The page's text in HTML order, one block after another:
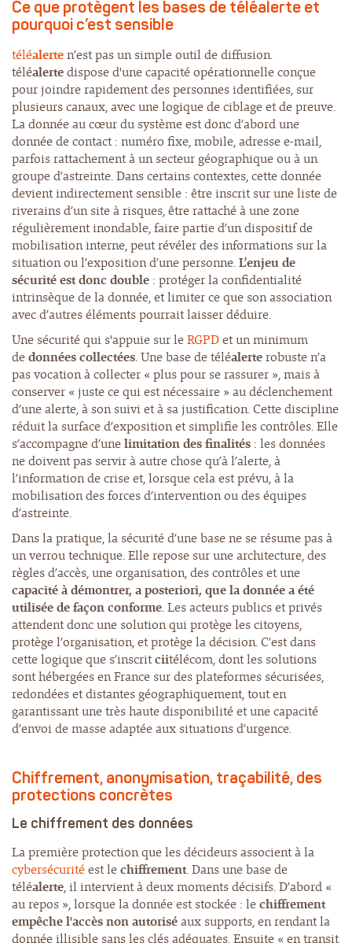
Ce que protègent les bases de téléalerte et
pourquoi c’est sensible
téléalerten’est pas un simple outil de diffusion.
téléalertedispose d'une capacité opérationnelle conçue
pour joindre rapidement des personnes identifiées, sur
plusieurs canaux, avec une logique de ciblage et de preuve.
La donnée au cœur du système est donc d’abord une
donnée de contact : numéro fixe, mobile, adresse e-mail,
parfois rattachement à un secteur géographique ou à un
groupe d’astreinte. Dans certains contextes, cette donnée
devient indirectement sensible : être inscrit sur une liste de
riverains d’un site à risques, être rattaché à une zone
régulièrement inondable, faire partie d’un dispositif de
mobilisation interne, peut révéler des informations sur la
situation ou l’exposition d’une personne.L’enjeu de
sécurité est donc double : protéger la confidentialité
intrinsèque de la donnée, et limiter ce que son association
avec d’autres éléments pourrait laisser déduire.
Une sécurité qui s'appuie sur leRGPDet un minimum
dedonnées collectées. Une base de téléalerterobuste n’a
pas vocation à collecter « plus pour se rassurer », mais à
conserver « juste ce qui est nécessaire » au déclenchement
d’une alerte, à son suivi et à sa justification. Cette discipline
réduit la surface d’exposition et simplifie les contrôles. Elle
s’accompagne d’unelimitation des finalités : les données
ne doivent pas servir à autre chose qu’à l’alerte, à
l’information de crise et, lorsque cela est prévu, à la
mobilisation des forces d’intervention ou des équipes
d’astreinte.
Dans la pratique, la sécurité d’une base ne se résume pas à
un verrou technique. Elle repose sur une architecture, des
règles d’accès, une organisation, des contrôles et une
capacité à démontrer, a posteriori, que la donnée a été
utilisée de façon conforme. Les acteurs publics et privés
attendent donc une solution qui protège les citoyens,
protège l’organisation, et protège la décision. C’est dans
cette logique que s’inscritciitélécom, dont les solutions
sont hébergées en France sur des plateformes sécurisées,
redondées et distantes géographiquement, tout en
garantissant une très haute disponibilité et une capacité
d’envoi de masse adaptée aux situations d’urgence.
Chiffrement, anonymisation, traçabilité, des
protections concrètes
Le chiffrement des données
La première protection que les décideurs associent à la
cybersécuritéest lechiffrement. Dans une base de
téléalerte, il intervient à deux moments décisifs. D’abord «
au repos », lorsque la donnée est stockée : lechiffrement
empêche l'accès non autoriséaux supports, en rendant la
donnée illisible sans les clés adéquates. Ensuite « en transit